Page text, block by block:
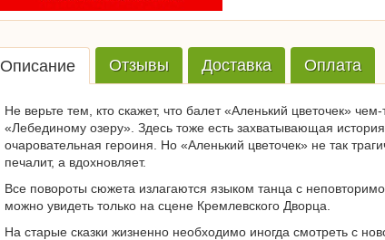
Описание Отзывы Доставка Оплата
Не верьте тем, кто скажет, что балет «Аленький цветочек»
«Лебединому озеру». Здесь тоже есть захватывающая
очаровательная героиня. Но «Аленький цветочек» не так
печалит, а вдохновляет.
Все повороты сюжета излагаются языком танца с
можно увидеть только на сцене Кремлевского Дворца.
На старые сказки жизненно необходимо иногда смотреть с